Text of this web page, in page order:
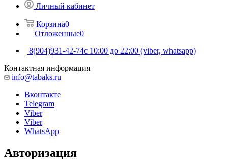
Личный кабинет
Корзина0
Отложенные0
8(904)931-42-74с 10:00 до 22:00 (viber, whatsapp)
Контактная информация
info@tabaks.ru
Вконтакте
Telegram
Viber
Viber
WhatsApp
Авторизация